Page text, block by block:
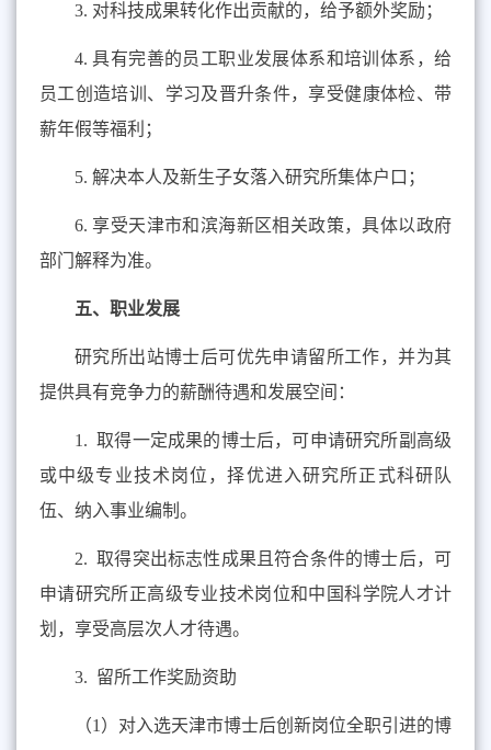
3. 对科技成果转化作出贡献的，给予额外奖励；
4.具有完善的员工职业发展体系和培训体系，给
员工创造培训、学习及晋升条件，享受健康体检、带
薪年假等福利；
5. 解决本人及新生子女落入研究所集体户口；
6.享受天津市和滨海新区相关政策，具体以政府
部门解释为准。
五、职业发展
研究所出站博士后可优先申请留所工作，并为其
提供具有竞争力的薪酬待遇和发展空间：
1. 取得一定成果的博士后，可申请研究所副高级
或中级专业技术岗位，择优进入研究所正式科研队
伍、纳入事业编制。
2. 取得突出标志性成果且符合条件的博士后，可
申请研究所正高级专业技术岗位和中国科学院人才计
划，享受高层次人才待遇。
3. 留所工作奖励资助
（1）对入选天津市博士后创新岗位全职引进的博